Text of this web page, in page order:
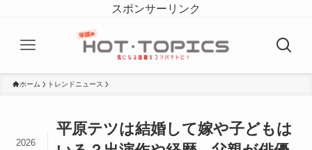
スポンサーリンク
ホーム トレンドニュース
平原テツは結婚して嫁や子どもは
2026